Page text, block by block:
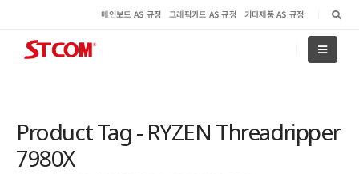
메인보드 AS 규정 그래픽카드 AS 규정 기타제품 AS 규정
Product Tag - RYZEN Threadripper
7980X